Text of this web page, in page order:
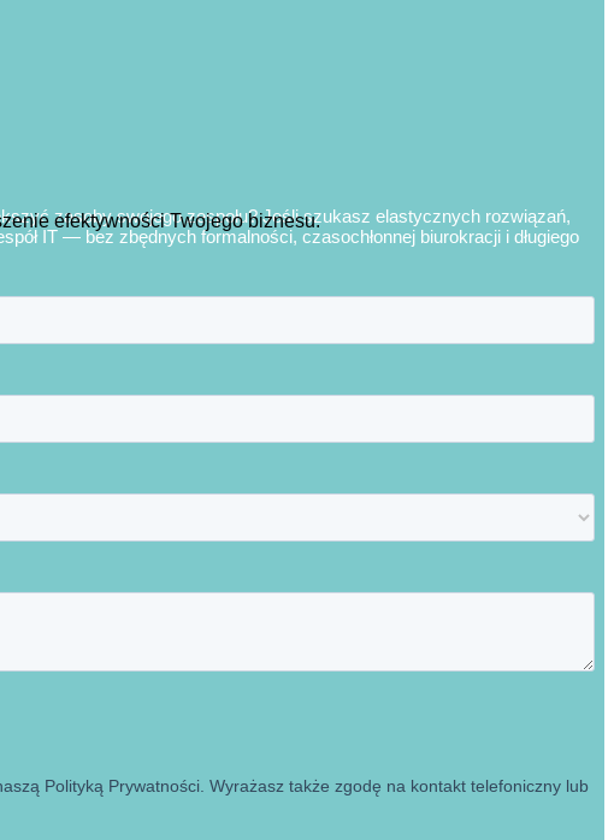
efektywności Twojego biznesu.
zasoby swojego zespołu? Jeśli szukasz elastycznych rozwiązań,
IT — bez zbędnych formalności, czasochłonnej biurokracji i długiego